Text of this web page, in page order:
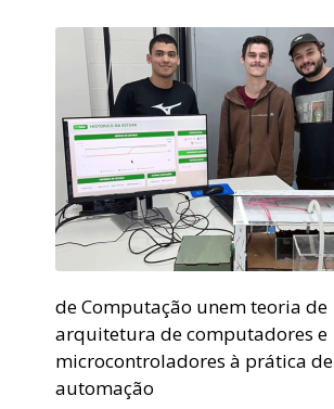
de Computação unem teoria de
arquitetura de computadores e
microcontroladores à prática de
automação